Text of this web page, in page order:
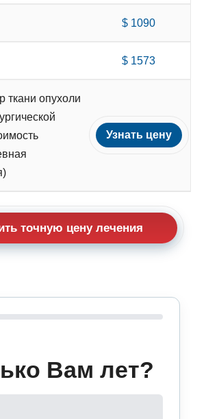
$ 1090
$ 1573
ткани опухоли
Узнать цену
точную цену лечения
Вам лет?